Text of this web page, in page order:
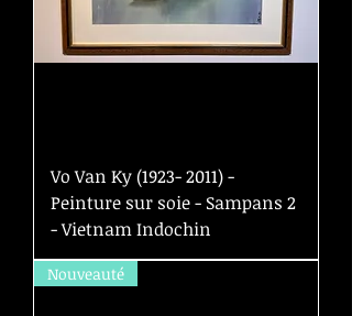
Vo Van Ky (1923- 2011) -
Peinture sur soie - Sampans 2
- Vietnam Indochin
Nouveauté